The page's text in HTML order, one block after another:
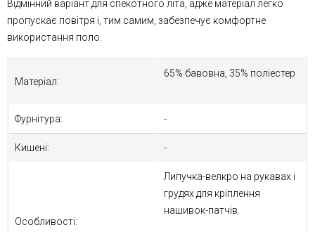
Відмінний варіант для спекотного літа, адже матеріал легко
пропускає повітря і, тим самим, забезпечує комфортне
використання поло.
Матеріал:
65% бавовна, 35% поліестер
Фурнітура: -
Кишені: -
Особливості:
Липучка-велкро на рукавах і
грудях для кріплення
нашивок-патчів.